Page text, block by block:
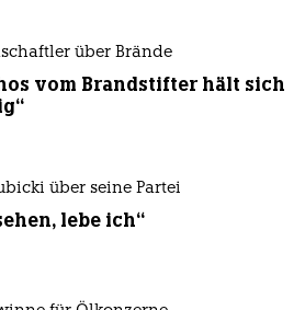
über Brände
vom Brandstifter hält sich
über seine Partei
lebe ich“